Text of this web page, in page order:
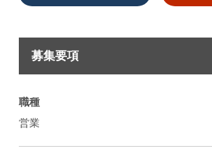
募集要項
職種
営業